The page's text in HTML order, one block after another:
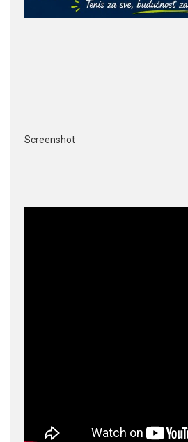
Screenshot